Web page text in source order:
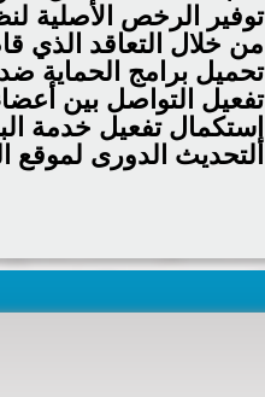
توفير الرخص الأصلية
من خلال التعاقد الذي
تحميل برامج الحماية
تفعيل التواصل بين
إستكمال تفعيل خدمة
التحديث الدورى لموقع